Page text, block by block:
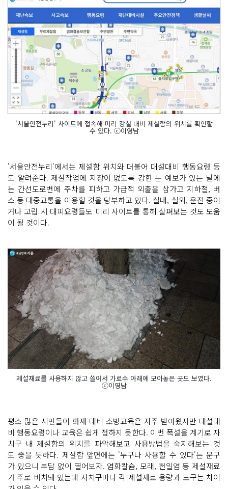
'서울안전누리' 사이트에 접속해 미리 강설 대비 제설함의 위치를 확인할
수 있다. ⓒ이영남
'서울안전누리'에서는 제설함 위치와 더불어 대설대비 행동요령 등
도 알려준다. 제설작업에 지장이 없도록 강한 눈 예보가 있는 날에
는 간선도로변에 주차를 피하고 가급적 외출을 삼가고 지하철, 버
스 등 대중교통을 이용할 것을 당부하고 있다. 실내, 실외, 운전 중이
거나 고립 시 대피요령들도 미리 사이트를 통해 살펴보는 것도 도움
이 될 것이다.
제설재료를 사용하지 않고 쓸어서 가로수 아래에 모아놓은 곳도 보였다.
ⓒ이영남
평소 많은 시민들이 화재 대비 소방교육은 자주 받아왔지만 대설대
비 행동요령이나 교육은 쉽게 접하지 못한다. 이번 폭설을 계기로 자
치구 내 제설함의 위치를 파악해보고 사용방법을 숙지해보는 것
도 좋을 듯하다. 제설함 앞면에는 '누구나 사용할 수 있다'는 문구
가 있으니 부담 없이 열어보자. 염화칼슘, 모래, 천일염 등 제설재료
가 주로 비치돼 있는데 자치구마다 각 제설재료 용량과 도구는 차이